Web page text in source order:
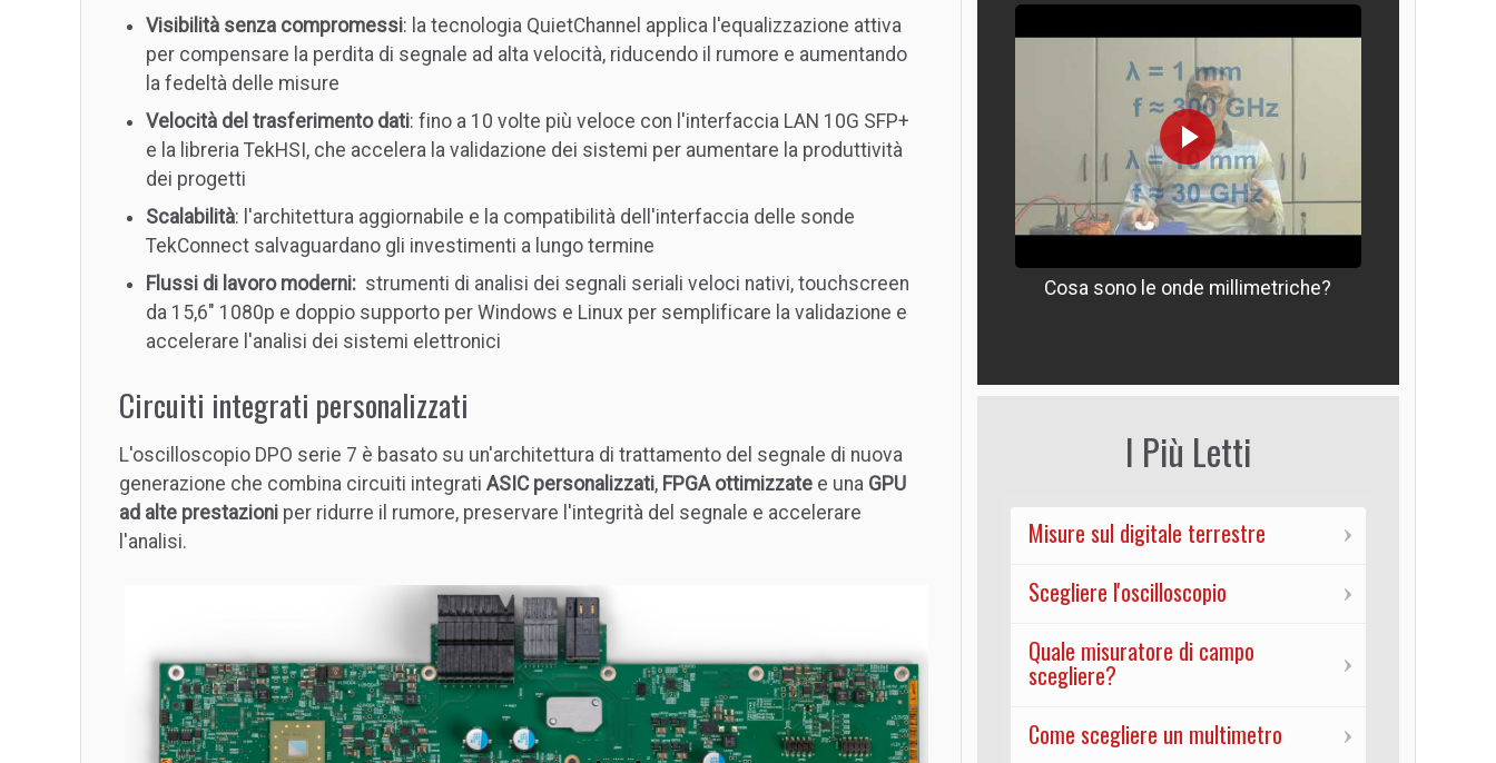
Visibilità senza compromessi: la tecnologia QuietChannel applica l'equalizzazione attiva
per compensare la perdita di segnale ad alta velocità, riducendo il rumore e aumentando
la fedeltà delle misure
Velocità del trasferimento dati: fino a 10 volte più veloce con l'interfaccia LAN 10G SFP+
e la libreria TekHSI, che accelera la validazione dei sistemi per aumentare la produttività
dei progetti
Scalabilità: l'architettura aggiornabile e la compatibilità dell'interfaccia delle sonde
TekConnect salvaguardano gli investimenti a lungo termine
Flussi di lavoro moderni: strumenti di analisi dei segnali seriali veloci nativi, touchscreen
da 15,6" 1080p e doppio supporto per Windows e Linux per semplificare la validazione e
accelerare l'analisi dei sistemi elettronici
Circuiti integrati personalizzati
L'oscilloscopio DPO serie 7 è basato su un'architettura di trattamento del segnale di nuova
generazione che combina circuiti integrati ASIC personalizzati, FPGA ottimizzate e una GPU
ad alte prestazioni per ridurre il rumore, preservare l'integrità del segnale e accelerare
l'analisi.
Cosa sono le onde millimetriche?
I Più Letti
Misure sul digitale terrestre
Scegliere l'oscilloscopio
Quale misuratore di campo
scegliere?
Come scegliere un multimetro